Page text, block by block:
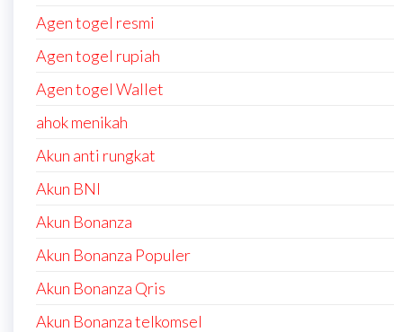
Agen togel resmi
Agen togel rupiah
Agen togel Wallet
ahok menikah
Akun anti rungkat
Akun BNI
Akun Bonanza
Akun Bonanza Populer
Akun Bonanza Qris
Akun Bonanza telkomsel